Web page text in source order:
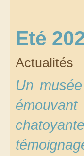
Eté
Actualités
Un